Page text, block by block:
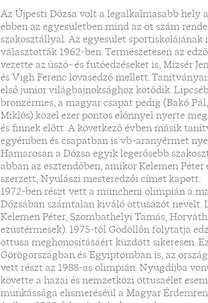
Az Újpesti Dózsa volt a legalkalmasabb hely
ebben az egyesületben mind az öt szám
szakosztállyal. Az egyesület
választották 1962-ben. Természetesen az
vezette az úszó- és futóedzéseket is, Mizsér
és Vigh Ferenc lovasedző mellett.
első junior világbajnoksághoz kötődik.
bronzérmes, a magyar csapat pedig (Bakó
Miklós) közel ezer pontos előnnyel nyerte
és finnek előtt. A következő évben másik
egyéniben és csapatban is vb-aranyérmet
Hamarosan a Dózsa egyik legerősebb
abban az esztendőben, amikor Kelemen
szerzett, Nyulászi mesteredzői címet kapott.
1972-ben részt vett a müncheni olimpián a
Dózsában számtalan kiváló öttusázót
Kelemen Péter, Szombathelyi Tamás,
ezüstérmesek). 1975-től Gödöllőn folytatja
öttusa meghonosításáért küzdött sikeresen.
Görögországban és Egyiptomban is, az
vett részt az 1988-as olimpián. Nyugdíjba
követte a hazai és nemzetközi öttusaélet
munkássága elismeréséül a Magyar